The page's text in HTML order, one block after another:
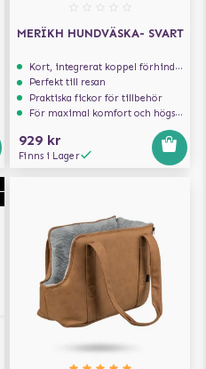
MERÏKH HUNDVÄSKA- SVART
Kort, integrerat koppel förhindrar att hunden hoppar ur
Perfekt till resan
Praktiska fickor för tillbehör
För maximal komfort och högsta säkerhet
929 kr
Finns i Lager